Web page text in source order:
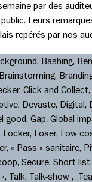
par des
Leurs
repérés par nos
Bashing,
Click and
Devaste,
good, Gap, Global
Locker, Loser, Low
« Pass » sanitaire,
Secure, Short
Talk, Talk-show ,